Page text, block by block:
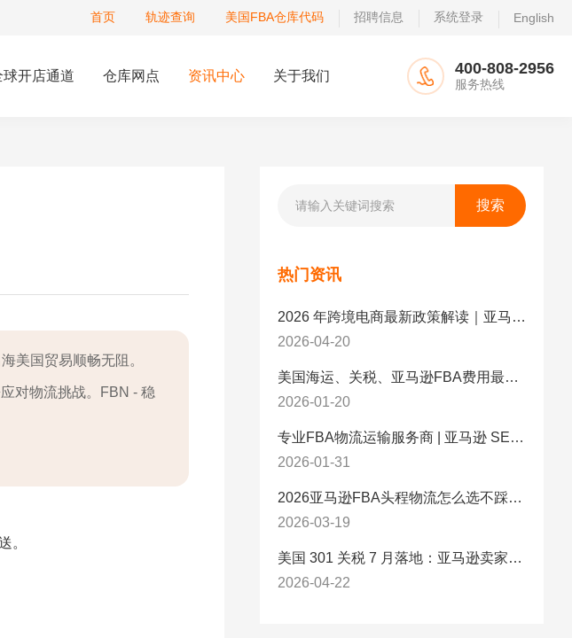
首页 轨迹查询 美国FBA仓库代码 招聘信息 系统登录 English
球开店通道 仓库网点 资讯中心 关于我们 400-808-2956
服务热线
美国贸易顺畅无阻。
对物流挑战。FBN - 稳
。
热门资讯
2026 年跨境电商最新政策解读｜亚马逊卖家必看：合规、成本与物流新机遇
2026-04-20
美国海运、关税、亚马逊FBA费用最新政策解读与应对策略（2026版）
2026-01-20
专业FBA物流运输服务商 | 亚马逊 SEND 官方合作伙伴纽酷国际物流
2026-01-31
2026亚马逊FBA头程物流怎么选不踩坑？SEND/FIST/SPN官方认证物流商，只有这家敢承诺“准达率第一”
2026-03-19
美国 301 关税 7 月落地：亚马逊卖家必看的 5 项合规标准与稳交付方案
2026-04-22